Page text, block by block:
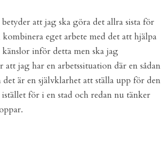
att jag ska göra det allra sista för
eget arbete med det att hjälpa
inför detta men ska jag
att jag har en arbetssituation där en sådan
är en självklarhet att ställa upp för den
för i en stad och redan nu tänker